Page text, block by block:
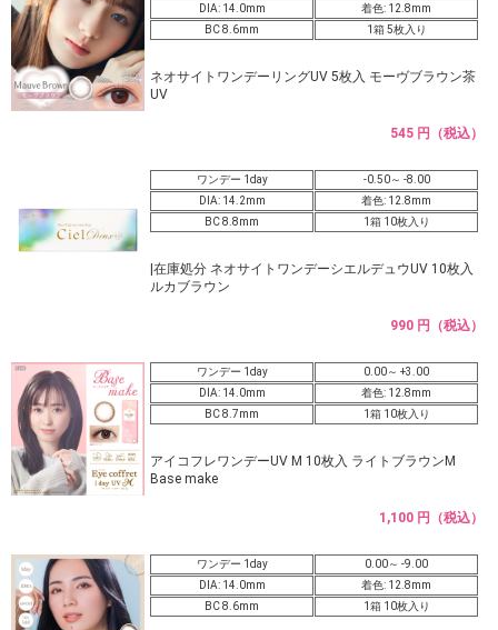
DIA: 14.0mm
着色: 12.8mm
BC 8.6mm
1箱 5枚入り
ネオサイトワンデーリングUV 5枚入 モーヴブラウン茶
UV
545 円（税込）
ワンデー 1day
-0.50～ -8.00
DIA: 14.2mm
着色: 12.8mm
BC 8.8mm
1箱 10枚入り
|在庫処分 ネオサイトワンデーシエルデュウUV 10枚入
ルカブラウン
990 円（税込）
ワンデー 1day
0.00～ +3.00
DIA: 14.0mm
着色: 12.8mm
BC 8.7mm
1箱 10枚入り
アイコフレワンデーUV M 10枚入 ライトブラウンM
Base make
1,100 円（税込）
ワンデー 1day
0.00～ -9.00
DIA: 14.0mm
着色: 12.8mm
BC 8.6mm
1箱 10枚入り